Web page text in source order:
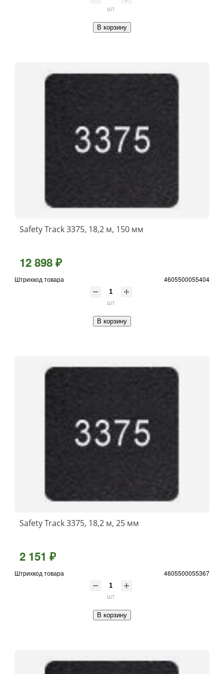
шт
В корзину
Safety Track 3375, 18,2 м, 150 мм
12 898 ₽
Штрихкод товара 4605500055404
шт
В корзину
Safety Track 3375, 18,2 м, 25 мм
2 151 ₽
Штрихкод товара 4605500055367
шт
В корзину